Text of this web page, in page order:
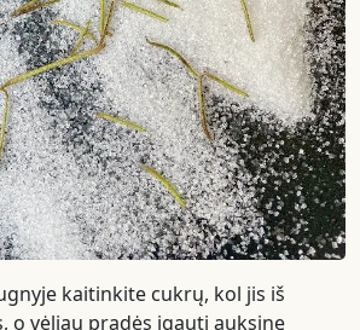
kaitinkite cukrų, kol jis iš
o vėliau pradės įgauti auksinę